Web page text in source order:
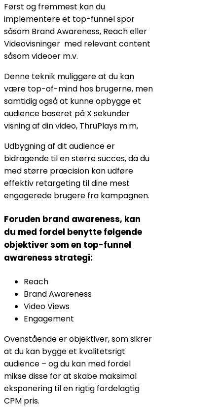
Først og fremmest kan du
implementere et top-funnel spor
såsom Brand Awareness, Reach eller
Videovisninger med relevant content
såsom videoer m.v.
Denne teknik muliggøre at du kan
være top-of-mind hos brugerne, men
samtidig også at kunne opbygge et
audience baseret på X sekunder
visning af din video, ThruPlays m.m,
Udbygning af dit audience er
bidragende til en større succes, da du
med større præcision kan udføre
effektiv retargeting til dine mest
engagerede brugere fra kampagnen.
Foruden brand awareness, kan
du med fordel benytte følgende
objektiver som en top-funnel
awareness strategi:
Reach
Brand Awareness
Video Views
Engagement
Ovenstående er objektiver, som sikrer
at du kan bygge et kvalitetsrigt
audience – og du kan med fordel
mikse disse for at skabe maksimal
eksponering til en rigtig fordelagtig
CPM pris.